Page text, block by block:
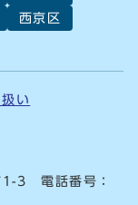
西京区
い
3 電話番号：